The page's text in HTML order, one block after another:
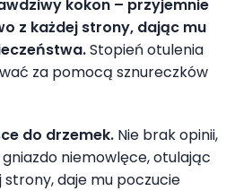
kokon – przyjemnie
z każdej strony, dając mu
Stopień otulenia
za pomocą sznureczków
do drzemek. Nie brak opinii,
niemowlęce, otulając
strony, daje mu poczucie